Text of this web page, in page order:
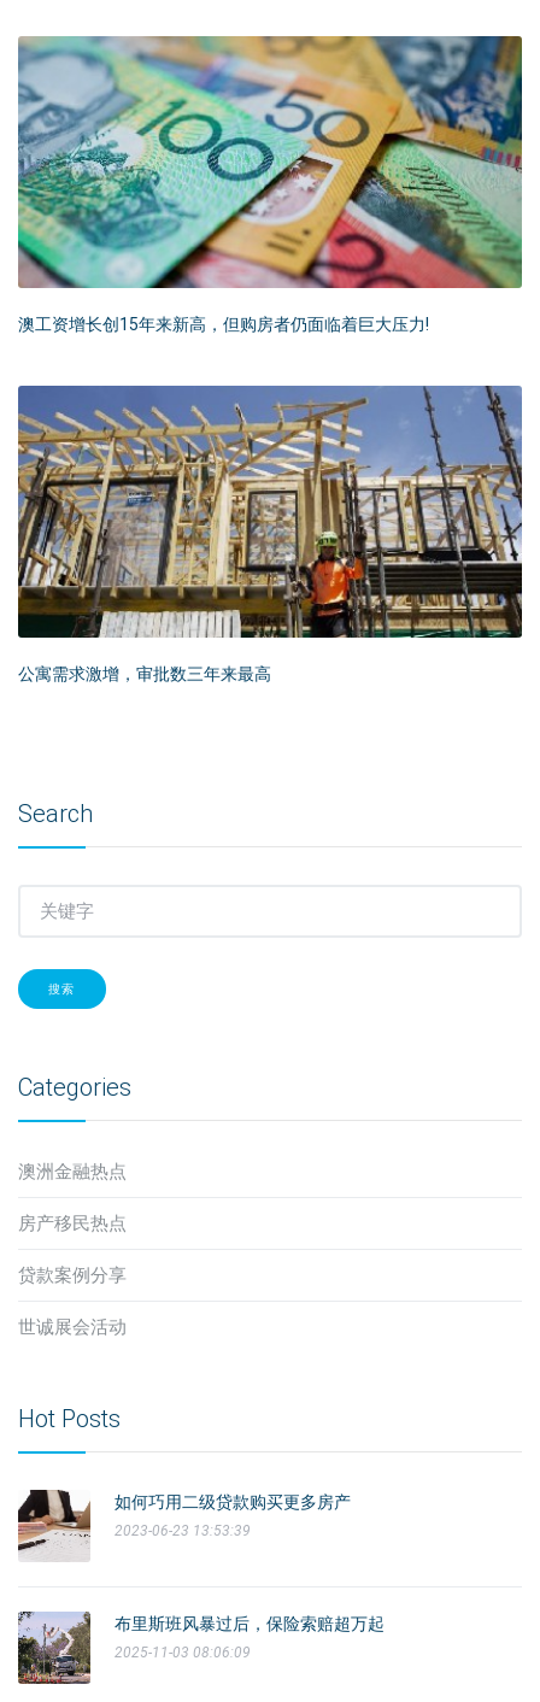
澳工资增长创15年来新高，但购房者仍面临着巨大压力!
公寓需求激增，审批数三年来最高
Search
搜索
Categories
澳洲金融热点
房产移民热点
贷款案例分享
世诚展会活动
Hot Posts
如何巧用二级贷款购买更多房产
2023-06-23 13:53:39
布里斯班风暴过后，保险索赔超万起
2025-11-03 08:06:09